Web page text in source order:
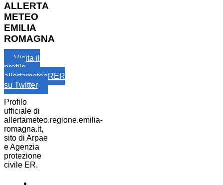
ALLERTA
METEO
EMILIA
ROMAGNA
Visita il
profilo
allertameteoRER
su Twitter
Profilo
ufficiale di
allertameteo.regione.emilia-
romagna.it,
sito di Arpae
e Agenzia
protezione
civile ER.